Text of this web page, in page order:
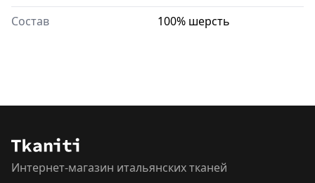
Состав
100% шерсть
Интернет-магазин итальянских тканей